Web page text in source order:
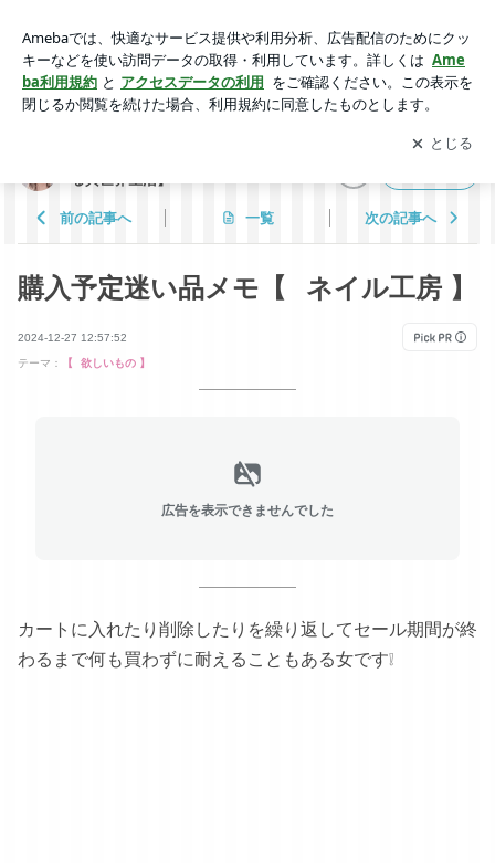
【離婚から始める異世界生活】
アプリをダウンロードして ブログの更新通知
を受け取りまし
ょう。
開く
る異世界生活】
前の記事へ 一覧 次の記事へ
購入予定迷い品メモ【⠀ネイル工房 】
2024-12-27 12:57:52
テーマ： 【⠀欲しいもの 】
広告を表示できませんでした
カートに入れたり削除したりを繰り返してセール期間が終
わるまで何も買わずに耐えることもある女です❕